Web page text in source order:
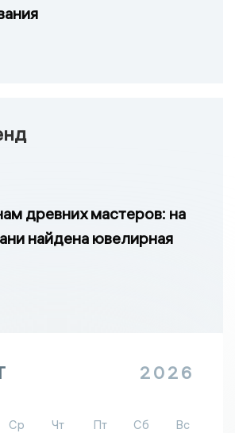
древних мастеров: на
найдена ювелирная
2026
Ср Чт Пт Сб
Вс